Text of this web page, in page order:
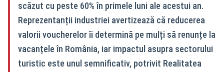
scăzut cu peste 60% în primele luni ale acestui an.
Reprezentanții industriei avertizează că reducerea
valorii voucherelor îi determină pe mulți să renunțe la
vacanțele în România, iar impactul asupra sectorului
turistic este unul semnificativ, potrivit Realitatea